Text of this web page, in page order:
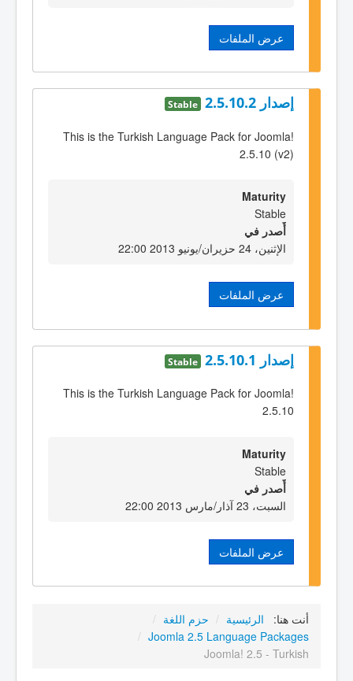
عرض الملفات
إصدار 2.5.10.2 Stable
This is the Turkish Language Pack for Joomla!
2.5.10 (v2)
Maturity
Stable
أٌصدر في
الإثنين، 24 حزيران/يونيو 2013 22:00
عرض الملفات
إصدار 2.5.10.1 Stable
This is the Turkish Language Pack for Joomla!
2.5.10
Maturity
Stable
أٌصدر في
السبت، 23 آذار/مارس 2013 22:00
عرض الملفات
أنت هنا: الرئيسية / حزم اللغة /
Joomla 2.5 Language Packages
/
Joomla! 2.5 - Turkish